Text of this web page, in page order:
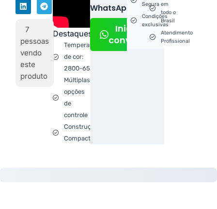
Destaques
Temperatura
de cor:
2800-6500K
Múltiplas
opções
de
controle
Construção
Compacta
WhatsApp!
Iniciar
conversa
7
pessoas
vendo
este
produto
Segura
Condições
exclusivas
em
todo o
Brasil
Atendimento
Profissional